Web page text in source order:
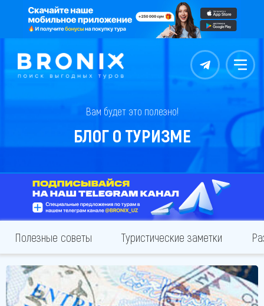
Контакты Меню
Вам будет это полезно!
БЛОГ О ТУРИЗМЕ
Полезные советы Туристические заметки